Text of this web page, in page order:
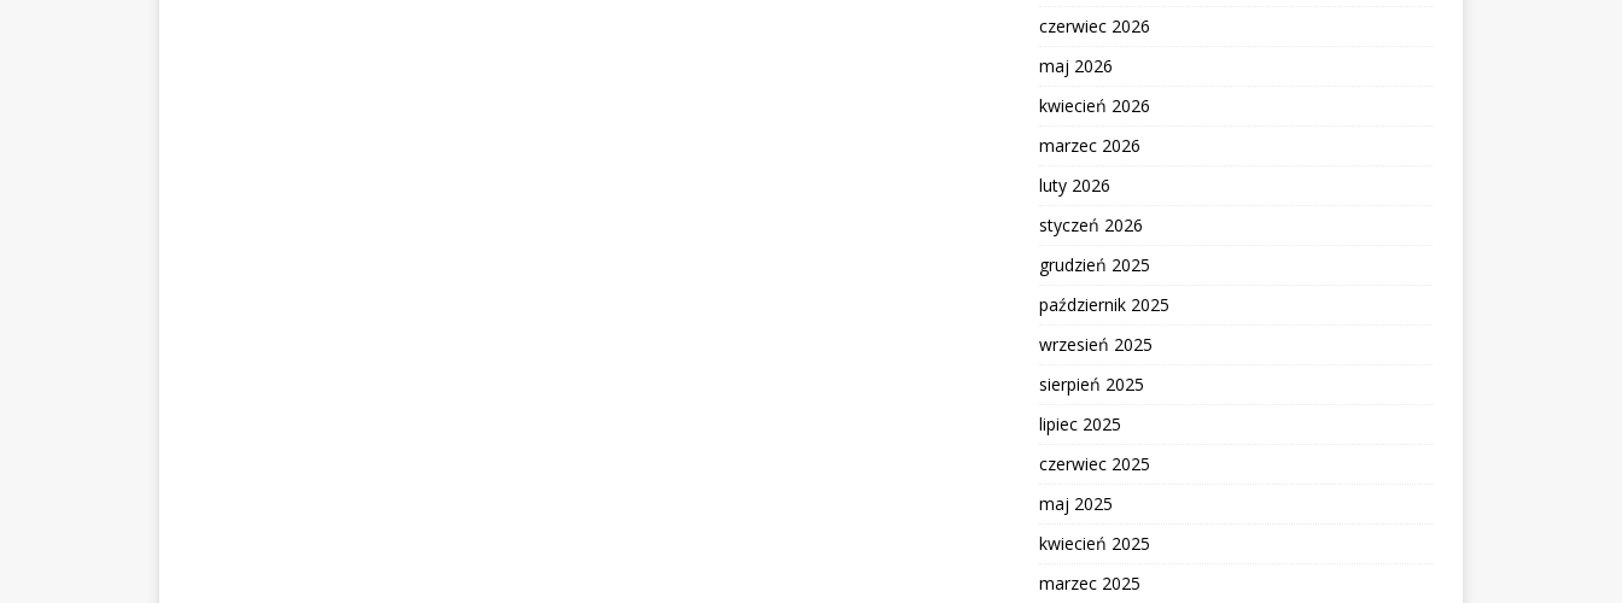
czerwiec 2026
maj 2026
kwiecień 2026
marzec 2026
luty 2026
styczeń 2026
grudzień 2025
październik 2025
wrzesień 2025
sierpień 2025
lipiec 2025
czerwiec 2025
maj 2025
kwiecień 2025
marzec 2025